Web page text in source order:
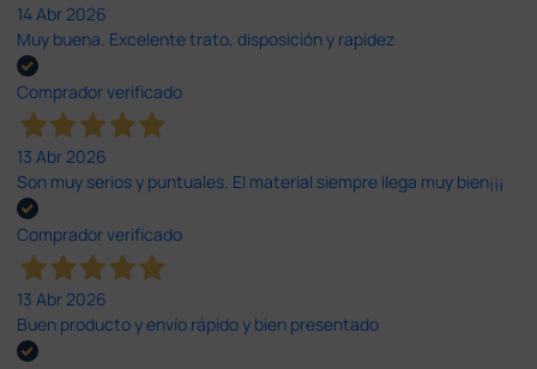
14 Abr 2026
Muy buena. Excelente trato, disposición y rapidez
Comprador verificado
13 Abr 2026
Son muy serios y puntuales. El material siempre llega muy bien¡¡¡
Comprador verificado
13 Abr 2026
Buen producto y envío rápido y bien presentado